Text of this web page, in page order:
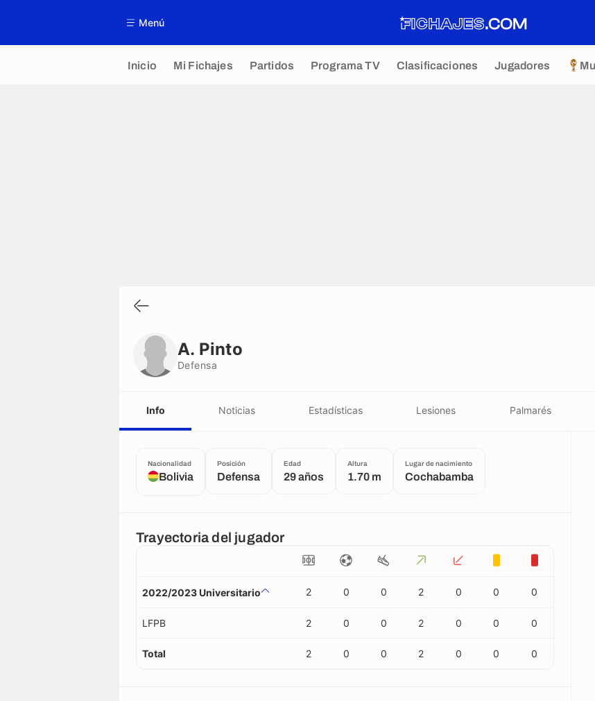
Menú
Inicio Mi Fichajes Partidos Programa TV Clasificaciones Jugadores
A. Pinto
Defensa
Info Noticias Estadísticas Lesiones Palmarés
Nacionalidad
Bolivia
Posición
Defensa
Edad
29 años
Altura
1.70 m
Lugar de nacimiento
Cochabamba
Trayectoria del jugador
2022/2023 Universitario 2 0 0 2 0 0 0
LFPB 2 0 0 2 0 0 0
Total 2 0 0 2 0 0 0